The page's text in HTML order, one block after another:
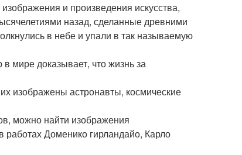
и произведения искусства,
назад, сделанные древними
в небе и упали в так называемую
мире доказывает, что жизнь за
изображены астронавты, космические
можно найти изображения
Доменико гирландайо, Карло